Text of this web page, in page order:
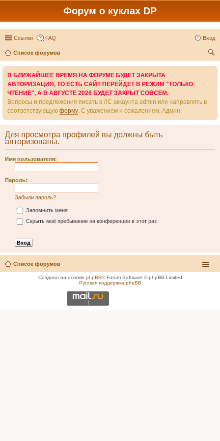
Форум о куклах DP
Ссылки FAQ Вход
Список форумов
В БЛИЖАЙШЕЕ ВРЕМЯ НА ФОРУМЕ БУДЕТ ЗАКРЫТА
АВТОРИЗАЦИЯ, ТО ЕСТЬ САЙТ ПЕРЕЙДЕТ В РЕЖИМ "ТОЛЬКО
ЧТЕНИЕ", А В АВГУСТЕ 2026 БУДЕТ ЗАКРЫТ СОВСЕМ.
Вопросы и предложения писать в ЛС аккаунта admin или направлять в
соответствующую форму. С уважением и сожалением, Админ.
Для просмотра профилей вы должны быть
авторизованы.
Имя пользователя:
Пароль:
Забыли пароль?
Запомнить меня
Скрыть моё пребывание на конференции в этот раз
Список форумов
Создано на основе phpBB® Forum Software © phpBB Limited
Русская поддержка phpBB